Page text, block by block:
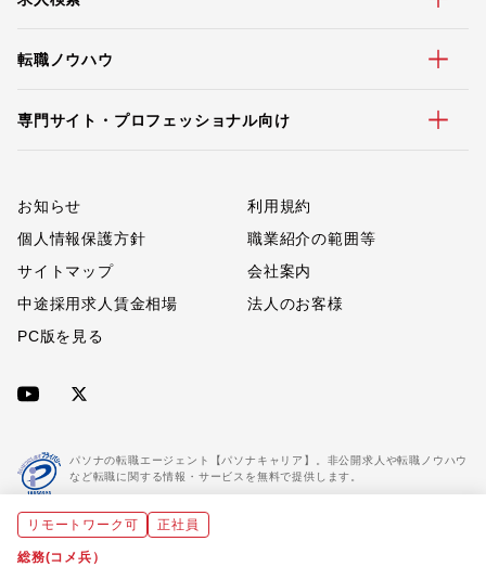
転職ノウハウ
専門サイト・プロフェッショナル向け
お知らせ
利用規約
個人情報保護方針
職業紹介の範囲等
サイトマップ
会社案内
中途採用求人賃金相場
法人のお客様
PC版を見る
パソナの転職エージェント【パソナキャリア】。非公開求人や転職ノウハウ
など転職に関する情報・サービスを無料で提供します。
「パソナキャリア」は職業紹介優良事業者に認定されています。
リモートワーク可 正社員
総務(コメ兵）